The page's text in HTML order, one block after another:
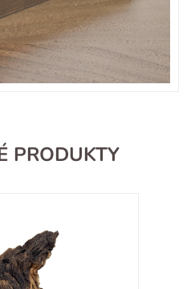
PRODUKTY